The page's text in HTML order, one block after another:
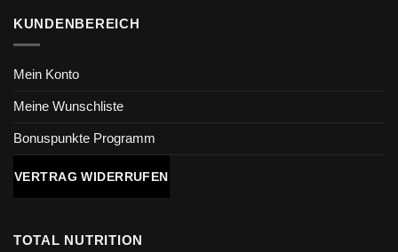
KUNDENBEREICH
Mein Konto
Meine Wunschliste
Bonuspunkte Programm
VERTRAG WIDERRUFEN
TOTAL NUTRITION